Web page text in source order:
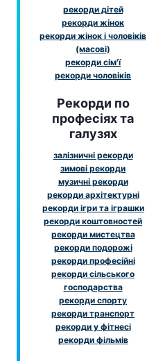
рекорди дітей
рекорди жінок
рекорди жінок і чоловіків
(масові)
рекорди сім'ї
рекорди чоловіків
Рекорди по
професіях та
галузях
залізничні рекорди
зимові рекорди
музичні рекорди
рекорди архітектурні
рекорди ігри та іграшки
рекорди коштовностей
рекорди мистецтва
рекорди подорожі
рекорди професійні
рекорди сільського
господарства
рекорди спорту
рекорди транспорт
рекорди у фітнесі
рекорди фільмів